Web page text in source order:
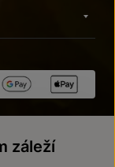
záleží